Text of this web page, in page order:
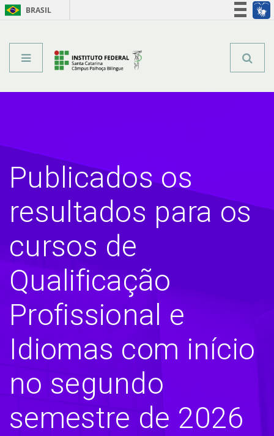
BRASIL
Publicados os
resultados para os
cursos de
Qualificação
Profissional e
Idiomas com início
no segundo
semestre de 2026